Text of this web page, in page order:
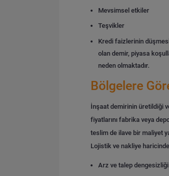
Mevsimsel etkiler
Teşvikler
Kredi faizlerinin
olan demir, piyasa
neden olmaktadır.
Bölgelere
İnşaat demirinin üretildiği
fiyatlarını fabrika veya
teslim de ilave bir maliyet
Lojistik ve nakliye
Arz ve talep dengesizliği